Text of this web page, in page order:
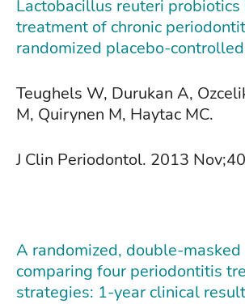
Lactobacillus reuteri probiotics
treatment of chronic
randomized placebo-
Teughels W, Durukan A,
M, Quirynen M, Haytac MC.
J Clin Periodontol. 2013
A randomized, double-
comparing four periodontitis
strategies: 1-year clinical